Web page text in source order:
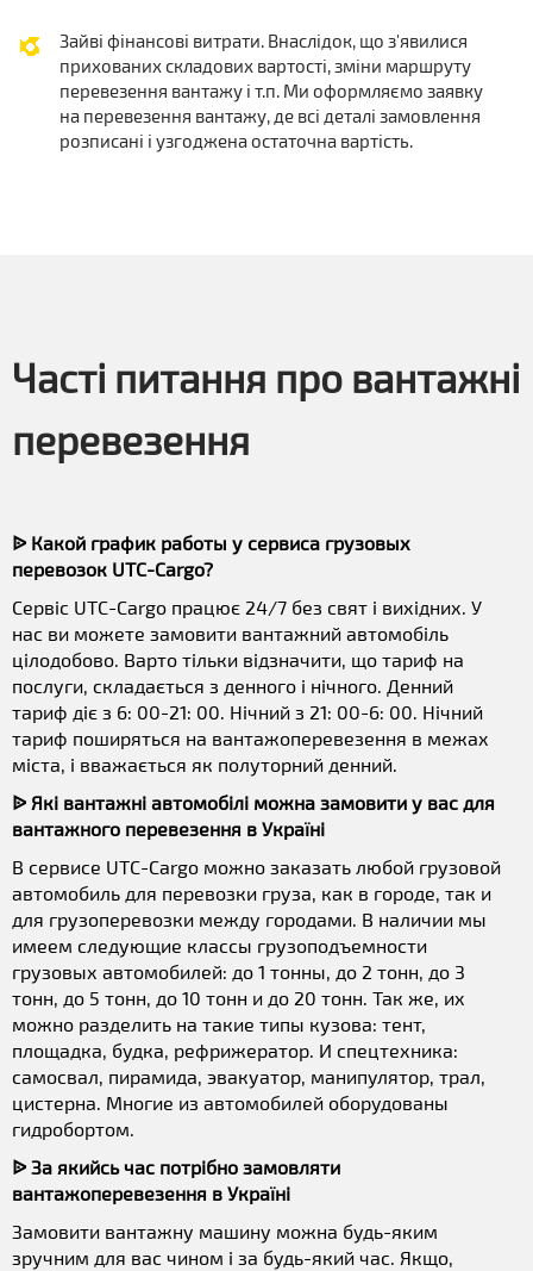
Зайві фінансові витрати. Внаслідок, що з'явилися
прихованих складових вартості, зміни маршруту
перевезення вантажу і т.п. Ми оформляємо заявку
на перевезення вантажу, де всі деталі замовлення
розписані і узгоджена остаточна вартість.
Часті питання про вантажні
перевезення
ᐉ Какой график работы у сервиса грузовых
перевозок UTC-Cargo?
Сервіс UTC-Cargo працює 24/7 без свят і вихідних. У
нас ви можете замовити вантажний автомобіль
цілодобово. Варто тільки відзначити, що тариф на
послуги, складається з денного і нічного. Денний
тариф діє з 6: 00-21: 00. Нічний з 21: 00-6: 00. Нічний
тариф поширяться на вантажоперевезення в межах
міста, і вважається як полуторний денний.
ᐉ Які вантажні автомобілі можна замовити у вас для
вантажного перевезення в Україні
В сервисе UTC-Cargo можно заказать любой грузовой
автомобиль для перевозки груза, как в городе, так и
для грузоперевозки между городами. В наличии мы
имеем следующие классы грузоподъемности
грузовых автомобилей: до 1 тонны, до 2 тонн, до 3
тонн, до 5 тонн, до 10 тонн и до 20 тонн. Так же, их
можно разделить на такие типы кузова: тент,
площадка, будка, рефрижератор. И спецтехника:
самосвал, пирамида, эвакуатор, манипулятор, трал,
цистерна. Многие из автомобилей оборудованы
гидробортом.
ᐉ За якийсь час потрібно замовляти
вантажоперевезення в Україні
Замовити вантажну машину можна будь-яким
зручним для вас чином і за будь-який час. Якщо,